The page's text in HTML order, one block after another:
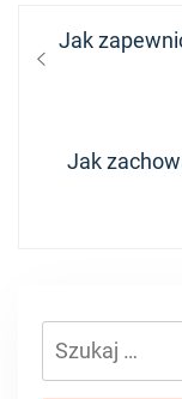
Nawigacja
wpisu
Previous
Jak
Next
Jak
Szukaj: